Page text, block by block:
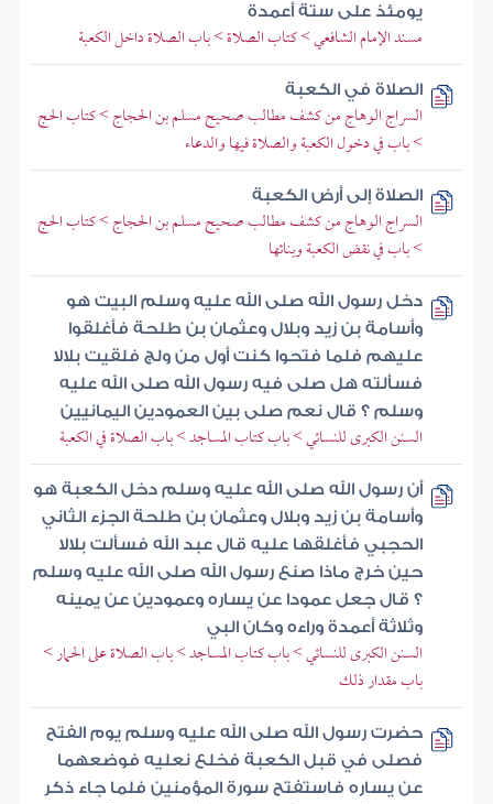
يومئذ على ستة أعمدة
مسند الإمام الشافعي > كتاب الصلاة > باب الصلاة داخل الكعبة
الصلاة في الكعبة
السراج الوهاج من كشف مطالب صحيح مسلم بن الحجاج > كتاب الحج
> باب في دخول الكعبة والصلاة فيها والدعاء
الصلاة إلى أرض الكعبة
السراج الوهاج من كشف مطالب صحيح مسلم بن الحجاج > كتاب الحج
> باب في نقض الكعبة وبنائها
دخل رسول الله صلى الله عليه وسلم البيت هو
وأسامة بن زيد وبلال وعثمان بن طلحة فأغلقوا
عليهم فلما فتحوا كنت أول من ولج فلقيت بلالا
فسألته هل صلى فيه رسول الله صلى الله عليه
وسلم ؟ قال نعم صلى بين العمودين اليمانيين
السنن الكبرى للنسائي > باب كتاب المساجد > باب الصلاة في الكعبة
أن رسول الله صلى الله عليه وسلم دخل الكعبة هو
وأسامة بن زيد وبلال وعثمان بن طلحة الجزء الثاني
الحجبي فأغلقها عليه قال عبد الله فسألت بلالا
حين خرج ماذا صنع رسول الله صلى الله عليه وسلم
؟ قال جعل عمودا عن يساره وعمودين عن يمينه
وثلاثة أعمدة وراءه وكان البي
السنن الكبرى للنسائي > باب كتاب المساجد > باب الصلاة على الحمار >
باب مقدار ذلك
حضرت رسول الله صلى الله عليه وسلم يوم الفتح
فصلى في قبل الكعبة فخلع نعليه فوضعهما
عن يساره فاستفتح سورة المؤمنين فلما جاء ذكر